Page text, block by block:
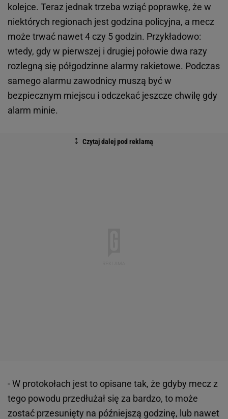
kolejce. Teraz jednak trzeba wziąć poprawkę, że w
niektórych regionach jest godzina policyjna, a mecz
może trwać nawet 4 czy 5 godzin. Przykładowo:
wtedy, gdy w pierwszej i drugiej połowie dwa razy
rozlegną się półgodzinne alarmy rakietowe. Podczas
samego alarmu zawodnicy muszą być w
bezpiecznym miejscu i odczekać jeszcze chwilę gdy
alarm minie.
- W protokołach jest to opisane tak, że gdyby mecz z
tego powodu przedłużał się za bardzo, to może
zostać przesunięty na późniejszą godzinę, lub nawet